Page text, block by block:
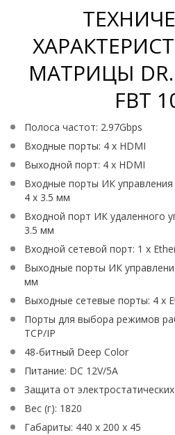
МАТРИЦЫ
FBT
Полоса частот: 2.97Gbps
Входные порты: 4 х HDMI
Выходной порт: 4 х HDMI
Входные порты ИК
4 x 3.5 мм
Входной порт ИК удаленного
3.5 мм
Входной сетевой порт: 1 x
Выходные порты ИК
мм
Выходные сетевые порты: 4 x
Порты для выбора режимов
TCP/IP
48-битный Deep Color
Питание: DC 12V/5A
Защита от
Вес (г): 1820
Габариты: 440 x 200 x 45